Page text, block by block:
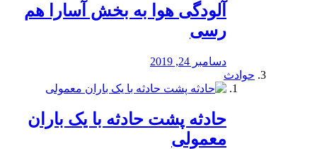
آلودگی هوا به بخش آسارا هم
رسی
دسامبر 24, 2019
حوادث
️حادثه پشت حادثه با یک باران
معمولی